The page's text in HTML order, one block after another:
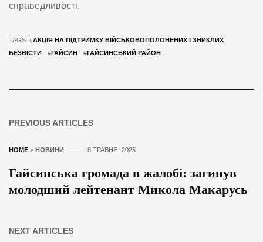
справедливості.
TAGS: #АКЦІЯ НА ПІДТРИМКУ ВІЙСЬКОВОПОЛОНЕНИХ І ЗНИКЛИХ
БЕЗВІСТИ
#ГАЙСИН #ГАЙСИНСЬКИЙ РАЙОН
PREVIOUS ARTICLES
HOME > НОВИНИ 8 ТРАВНЯ, 2025
Гайсинська громада в жалобі: загинув
молодший лейтенант Микола Макарусь
NEXT ARTICLES